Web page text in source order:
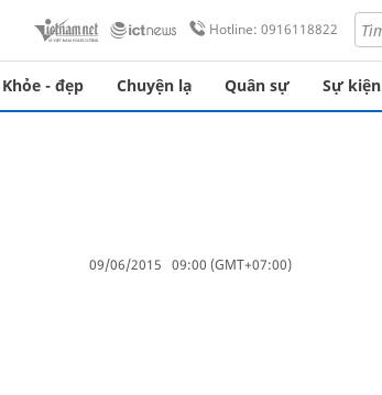
Hotline: 0916118822
Khỏe - đẹp Chuyện lạ Quân sự Sự kiện
09/06/2015 09:00 (GMT+07:00)